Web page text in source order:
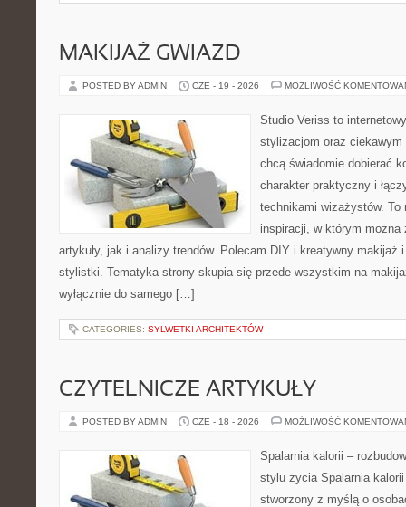
MAKIJAŻ GWIAZD
POSTED BY ADMIN CZE - 19 - 2026 MOŻLIWOŚĆ
Studio Veriss to
stylizacjom oraz ciekawym
chcą świadomie dobierać
charakter praktyczny i
technikami wizażystów. To
inspiracji, w którym
artykuły, jak i analizy trendów. Polecam DIY i kreatywny makijaż
stylistki. Tematyka strony skupia się przede wszystkim na
wyłącznie do samego […]
CATEGORIES: SYLWETKI ARCHITEKTÓW
CZYTELNICZE ARTYKUŁY
POSTED BY ADMIN CZE - 18 - 2026 MOŻLIWOŚĆ
Spalarnia kalorii –
stylu życia Spalarnia
stworzony z myślą o